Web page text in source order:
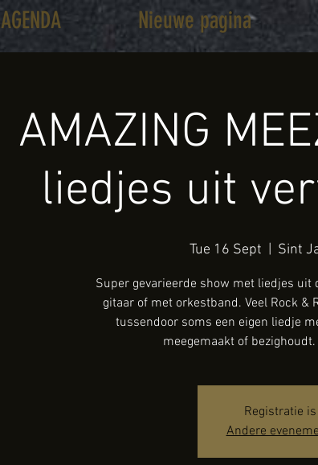
AGENDA Nieuwe pagina
AMAZING
liedjes uit
Tue 16 Sept Sint
Super gevarieerde show met liedjes uit
gitaar of met orkestband. Veel Rock &
tussendoor soms een eigen liedje
meegemaakt of
Registratie
Andere